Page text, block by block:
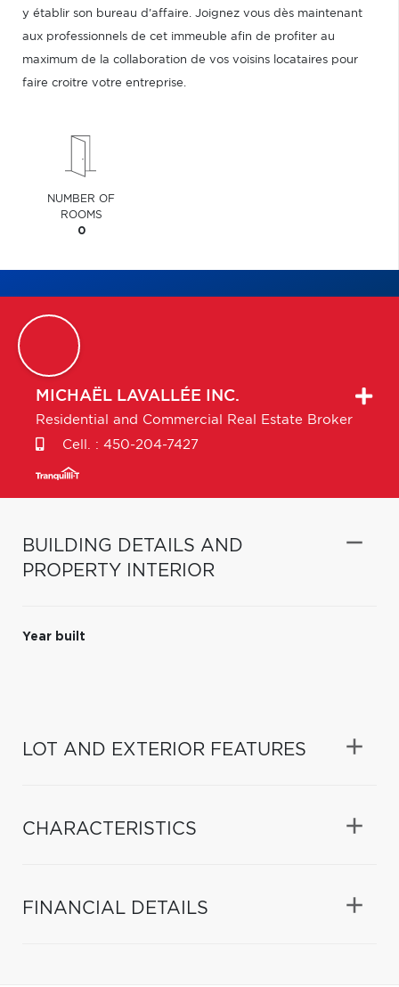
y établir son bureau d'affaire. Joignez vous dès maintenant
aux professionnels de cet immeuble afin de profiter au
maximum de la collaboration de vos voisins locataires pour
faire croitre votre entreprise.
NUMBER OF
ROOMS
0
MICHAËL LAVALLÉE INC.
Residential and Commercial Real Estate Broker
Cell. : 450-204-7427
BUILDING DETAILS AND
PROPERTY INTERIOR
Year built
LOT AND EXTERIOR FEATURES
CHARACTERISTICS
FINANCIAL DETAILS